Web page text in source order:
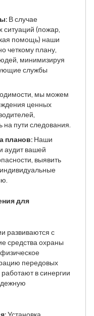
В случае
ситуаций (пожар,
помощь) наши
четкому плану,
минимизируя
службы
мы можем
ценных
на пути следования.
планов:Наши
аудит вашей
выявить
для
развиваются с
средства охраны
передовых
в синергии